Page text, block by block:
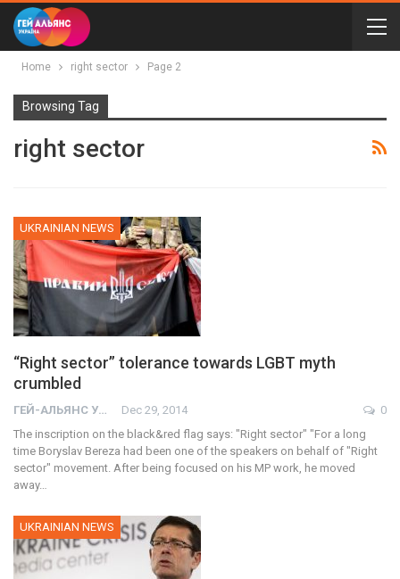
Home right sector Page 2
Browsing Tag
right sector
UKRAINIAN NEWS
“Right sector” tolerance towards LGBT myth
crumbled
ГЕЙ-АЛЬЯНС УКРАИНА Dec 29, 2014
0
The inscription on the black&red flag says: "Right sector" "For a long
time Boryslav Bereza had been one of the speakers on behalf of "Right
sector" movement. After being focused on his MP work, he moved
away…
UKRAINIAN NEWS